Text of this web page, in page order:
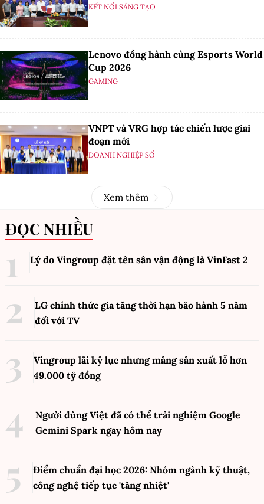
KẾT NỐI SÁNG TẠO
Lenovo đồng hành cùng Esports World
Cup 2026
GAMING
VNPT và VRG hợp tác chiến lược giai
đoạn mới
DOANH NGHIỆP SỐ
Xem thêm
ĐỌC NHIỀU
Lý do Vingroup đặt tên sân vận động là VinFast 2
LG chính thức gia tăng thời hạn bảo hành 5 năm
đối với TV
Vingroup lãi kỷ lục nhưng mảng sản xuất lỗ hơn
49.000 tỷ đồng
Người dùng Việt đã có thể trải nghiệm Google
Gemini Spark ngay hôm nay
Điểm chuẩn đại học 2026: Nhóm ngành kỹ thuật,
công nghệ tiếp tục 'tăng nhiệt'